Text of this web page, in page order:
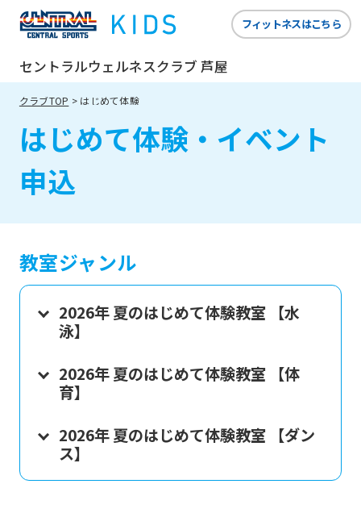
セントラルウェルネスクラブ 芦屋
フィットネスはこちら
クラブTOP はじめて体験
はじめて体験・イベント
申込
教室ジャンル
2026年 夏のはじめて体験教室 【水
泳】
2026年 夏のはじめて体験教室 【体
育】
2026年 夏のはじめて体験教室 【ダン
ス】